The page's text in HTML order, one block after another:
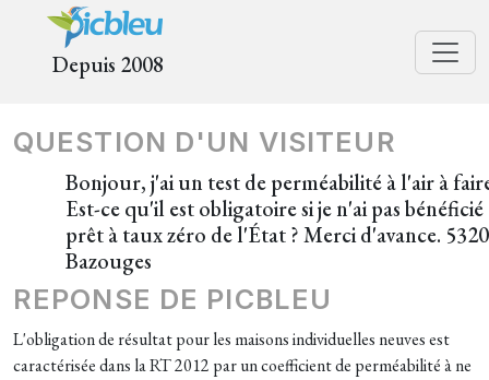
Depuis 2008
QUESTION D'UN VISITEUR
Bonjour, j'ai un test de perméabilité à l'air à
Est-ce qu'il est obligatoire si je n'ai pas
prêt à taux zéro de l'État ? Merci d'avance.
Bazouges
REPONSE DE PICBLEU
L'obligation de résultat pour les maisons individuelles neuves est
caractérisée dans la RT 2012 par un coefficient de perméabilité à ne